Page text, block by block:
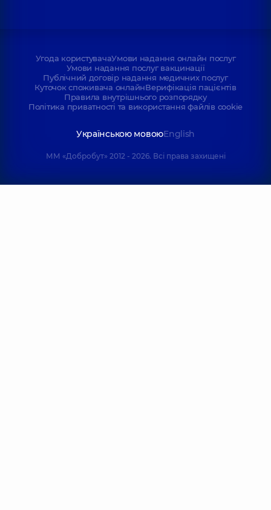
Угода користувачаУмови надання онлайн послуг
Умови надання послуг вакцинації
Публічний договір надання медичних послуг
Куточок споживача онлайнВерифікація пацієнтів
Правила внутрішнього розпорядку
Політика приватності та використання файлів cookie
Українською мовоюEnglish
ММ «Добробут» 2012 - 2026. Всі права захищені